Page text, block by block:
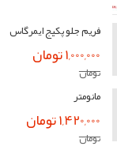
فریم جلو پکیج ایمرگاس
1,000,000 تومان
تومان
مانومتر
1,420,000 تومان
تومان